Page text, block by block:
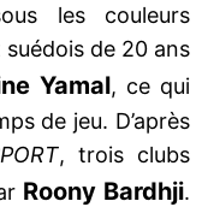
les couleurs
suédois de 20 ans
Yamal, ce qui
de jeu. D’après
, trois clubs
Roony Bardhji.